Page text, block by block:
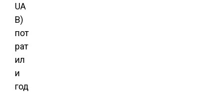
UA
B)
пот
рат
ил
и
год